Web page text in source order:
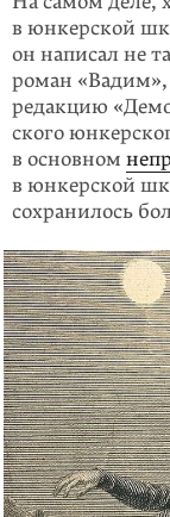
в юнкерской
он написал не
роман
редакцию
ского
в основном
в юнкерской
сохранилось